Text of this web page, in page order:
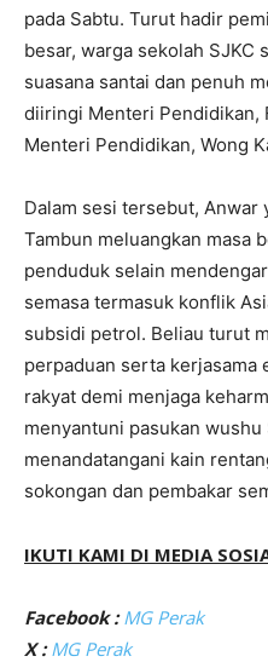
pada Sabtu. Turut hadir
besar, warga sekolah SJKC
suasana santai dan penuh
diiringi Menteri Pendidikan,
Menteri Pendidikan, Wong
Dalam sesi tersebut, Anwar
Tambun meluangkan masa
penduduk selain
semasa termasuk konflik
subsidi petrol. Beliau turut
perpaduan serta kerjasama
rakyat demi menjaga
menyantuni pasukan wushu
menandatangani kain
sokongan dan pembakar
IKUTI KAMI DI MEDIA
Facebook : MG Perak
X : MG Perak